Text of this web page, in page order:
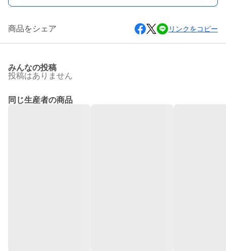
商品をシェア リンクをコピー
みんなの投稿
投稿はありません
同じ生産者の商品